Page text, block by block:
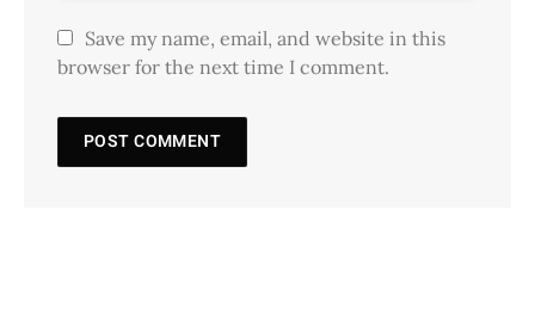
Save my name, email, and website in this
browser for the next time I comment.